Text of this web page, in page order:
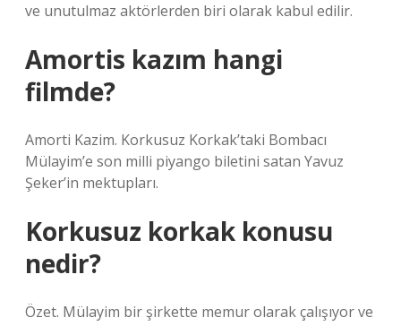
ve unutulmaz aktörlerden biri olarak kabul edilir.
Amortis kazım hangi
filmde?
Amorti Kazim. Korkusuz Korkak’taki Bombacı
Mülayim’e son milli piyango biletini satan Yavuz
Şeker’in mektupları.
Korkusuz korkak konusu
nedir?
Özet. Mülayim bir şirkette memur olarak çalışıyor ve